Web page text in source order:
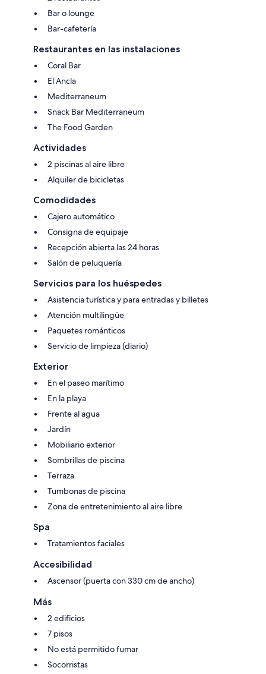
Bar o lounge
Bar-cafetería
Restaurantes en las instalaciones
Coral Bar
El Ancla
Mediterraneum
Snack Bar Mediterraneum
The Food Garden
Actividades
2 piscinas al aire libre
Alquiler de bicicletas
Comodidades
Cajero automático
Consigna de equipaje
Recepción abierta las 24 horas
Salón de peluquería
Servicios para los huéspedes
Asistencia turística y para entradas y billetes
Atención multilingüe
Paquetes románticos
Servicio de limpieza (diario)
Exterior
En el paseo marítimo
En la playa
Frente al agua
Jardín
Mobiliario exterior
Sombrillas de piscina
Terraza
Tumbonas de piscina
Zona de entretenimiento al aire libre
Spa
Tratamientos faciales
Accesibilidad
Ascensor (puerta con 330 cm de ancho)
Más
2 edificios
7 pisos
No está permitido fumar
Socorristas